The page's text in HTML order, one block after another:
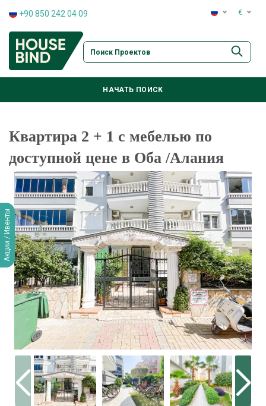
Акции / Ивенты
+90 850 242 04 09
:+90 850 242 04 09
: +90 850 242 04 09
€
НАЧАТЬ ПОИСК
Квартира 2 + 1 с мебелью по
доступной цене в Оба /Алания